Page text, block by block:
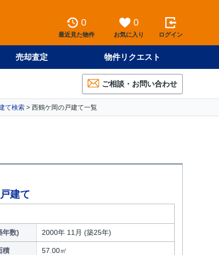
0
最近見た物件
0
お気に入り ログイン
売却査定 物件リクエスト
ご相談・お問い合わせ
て検索 西鶴ケ岡の戸建て一覧
建て
年数) 2000年 11月 (築25年)
積 57.00㎡